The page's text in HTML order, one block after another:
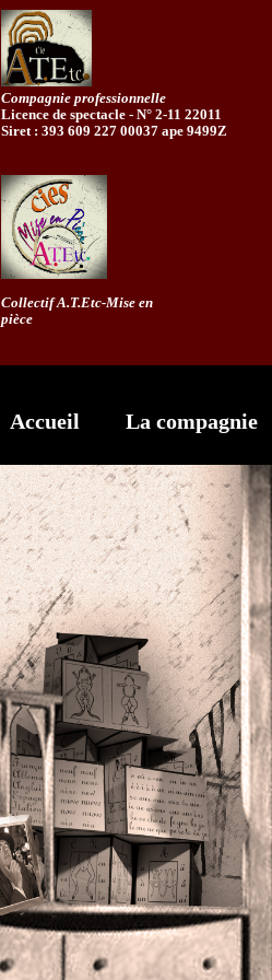
Compagnie professionnelle
Licence de spectacle - N° 2-11 22011
Siret : 393 609 227 00037 ape 9499Z
Collectif A.T.Etc-Mise en
pièce
Accueil La compagnie